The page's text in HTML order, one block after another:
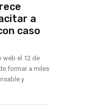
a
caso
web el 12 de
formar a miles
y